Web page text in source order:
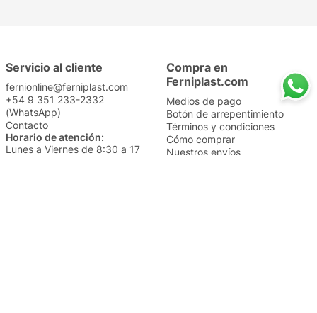
Servicio al cliente
fernionline@ferniplast.com
+54 9 351 233-2332
(WhatsApp)
Contacto
Horario de atención:
Lunes a Viernes de 8:30 a 17
Compra en
Ferniplast.com
Medios de pago
Botón de arrepentimiento
Términos y condiciones
Cómo comprar
Nuestros envíos